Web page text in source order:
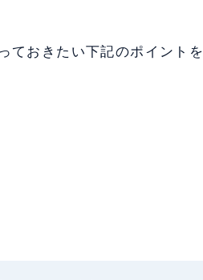
ておきたい下記のポイント